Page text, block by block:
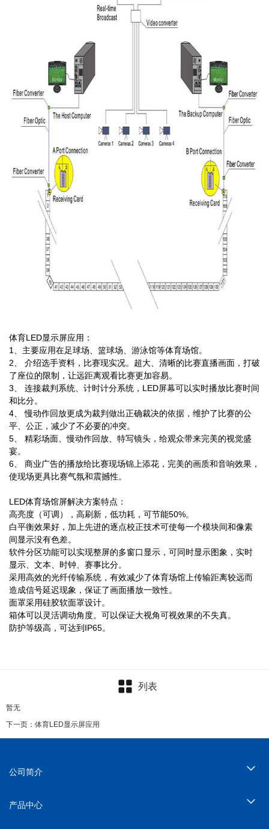
体育LED显示屏应用：
1、主要应用在足球场、篮球场、游泳馆等体育场馆。
2、 介绍选手资料，比赛现实况。超大、清晰的比赛直播画面，打破
了座位的限制，让远距离观看比赛更加容易。
3、 连接裁判系统、计时计分系统，LED屏幕可以实时播放比赛时间
和比分。
4、 慢动作回放更成为裁判做出正确裁决的依据，维护了比赛的公
平、公正，减少了不必要的冲突。
5、 精彩场面、慢动作回放、特写镜头，给观众带来完美的视觉盛
宴。
6、 商业广告的播放给比赛现场锦上添花，完美的画质和音响效果，
使现场更具比赛气氛和震撼性。
LED体育场馆屏解决方案特点：
高亮度（可调），高刷新，低功耗，可节能50%。
白平衡效果好，加上先进的逐点校正技术可使每一个模块间和像素
间显示没有色差。
软件分区功能可以实现整屏的多窗口显示，可同时显示图象，实时
显示、文本、时钟、赛事比分。
采用高效的光纤传输系统，有效减少了体育场馆上传输距离较远而
造成信号延迟现象，保证了画面播放一致性。
面罩采用硅胶软面罩设计。
箱体可以灵活调动角度。可以保证大视角可视效果的不失真。
防护等级高，可达到IP65。
列表
暂无
下一页：体育LED显示屏应用
公司简介
产品中心